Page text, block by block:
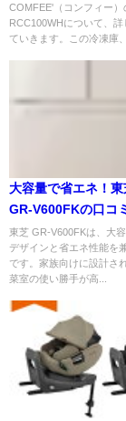
人気の秘密を徹底解
COMFEE'（コンフィー）
RCC100WHについて、詳
ていきます。この冷凍庫
大容量で省エネ！
GR-V600FKの口コ
総まとめ
東芝 GR-V600FKは、大
デザインと省エネ性能を
です。家族向けに設計さ
菜室の使い勝手が高...